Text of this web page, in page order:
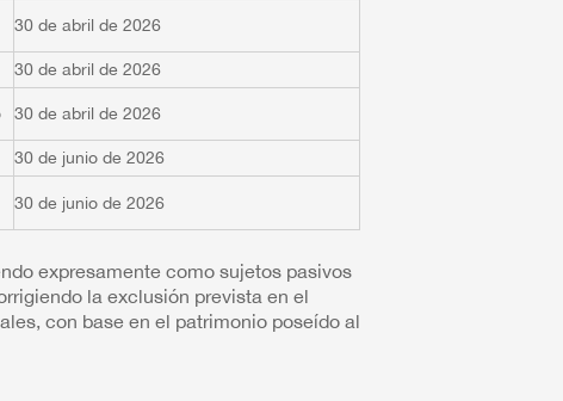
30 de abril de 2026
30 de abril de 2026
30 de abril de 2026
30 de junio de 2026
30 de junio de 2026
expresamente como sujetos pasivos
la exclusión prevista en el
con base en el patrimonio poseído al